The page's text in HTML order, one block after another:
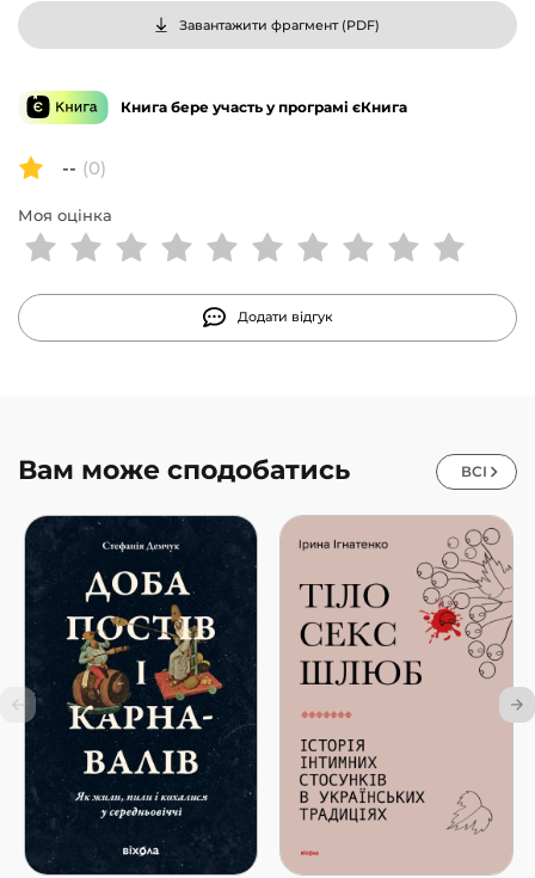
знаємо, водночас подорожує до обріїв наукового
світу, щоб дати нам уявлення про те, що ми можемо
побачити світ по-новому — більшим, повнішим і
набагато дивовижнішим.
Завантажити фрагмент (PDF)
Книга бере участь у програмі єКнига
-- (0)
Моя оцінка
Додати відгук
Вам може сподобатись ВСІ